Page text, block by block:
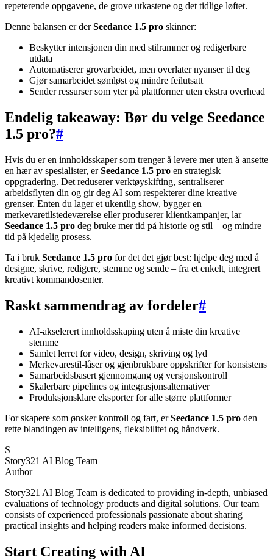
repeterende oppgavene, de grove utkastene og det tidlige løftet.
Denne balansen er derSeedance 1.5 pro skinner:
Beskytter intensjonen din med stilrammer og redigerbare
utdata
Automatiserer grovarbeidet, men overlater nyanser til deg
Gjør samarbeidet sømløst og mindre feilutsatt
Sender ressurser som yter på plattformer uten ekstra overhead
Endelig takeaway: Bør du velge Seedance
1.5 pro?#
Hvis du er en innholdsskaper som trenger å levere mer uten å ansette
en hær av spesialister, erSeedance 1.5 pro en strategisk
oppgradering. Det reduserer verktøyskifting, sentraliserer
arbeidsflyten din og gir deg AI som respekterer dine kreative
grenser. Enten du lager et ukentlig show, bygger en
merkevaretilstedeværelse eller produserer klientkampanjer, lar
Seedance 1.5 pro deg bruke mer tid på historie og stil – og mindre
tid på kjedelig prosess.
Ta i bruk Seedance 1.5 pro for det det gjør best: hjelpe deg med å
designe, skrive, redigere, stemme og sende – fra et enkelt, integrert
kreativt kommandosenter.
Raskt sammendrag av fordeler#
AI-akselerert innholdsskaping uten å miste din kreative
stemme
Samlet lerret for video, design, skriving og lyd
Merkevarestil-låser og gjenbrukbare oppskrifter for konsistens
Samarbeidsbasert gjennomgang og versjonskontroll
Skalerbare pipelines og integrasjonsalternativer
Produksjonsklare eksporter for alle større plattformer
For skapere som ønsker kontroll og fart, erSeedance 1.5 pro den
rette blandingen av intelligens, fleksibilitet og håndverk.
S
Story321 AI Blog Team
Author
Story321 AI Blog Team is dedicated to providing in-depth, unbiased
evaluations of technology products and digital solutions. Our team
consists of experienced professionals passionate about sharing
practical insights and helping readers make informed decisions.
Start Creating with AI